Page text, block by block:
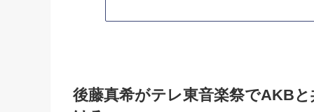
後藤真希がテレ東音楽祭でAKB